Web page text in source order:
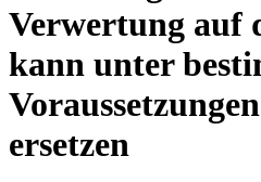
Verwertung auf
kann unter
ersetzen